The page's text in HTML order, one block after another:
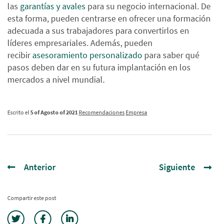
las garantías y avales para su negocio internacional. De
esta forma, pueden centrarse en ofrecer una formación
adecuada a sus trabajadores para convertirlos en
líderes empresariales. Además, pueden
recibirasesoramiento personalizado para saber qué
pasos deben dar en su futura implantación en los
mercados a nivel mundial.
Escrito el5 of Agosto of 2021 Recomendaciones Empresa
Anterior Siguiente
Compartir este post